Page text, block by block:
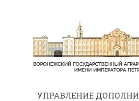
УПРАВЛЕНИЕ